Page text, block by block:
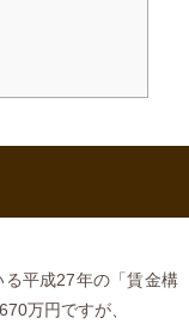
平成27年の「賃金構
万円ですが、